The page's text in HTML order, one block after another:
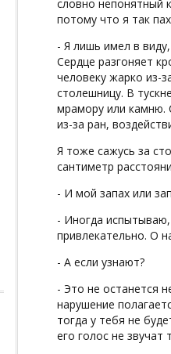
словно непонятный
потому что я так
- Я лишь имел в
Сердце разгоняет
человеку жарко из-
столешницу. В
мрамору или камню.
из-за ран,
Я тоже сажусь за
сантиметр
- И мой запах или
- Иногда
привлекательно. О
- А если узнают?
- Это не останется
нарушение
тогда у тебя не
его голос не